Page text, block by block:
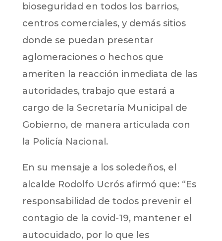
bioseguridad en todos los barrios,
centros comerciales, y demás sitios
donde se puedan presentar
aglomeraciones o hechos que
ameriten la reacción inmediata de las
autoridades, trabajo que estará a
cargo de la Secretaría Municipal de
Gobierno, de manera articulada con
la Policía Nacional.
En su mensaje a los soledeños, el
alcalde Rodolfo Ucrós afirmó que: “Es
responsabilidad de todos prevenir el
contagio de la covid-19, mantener el
autocuidado, por lo que les